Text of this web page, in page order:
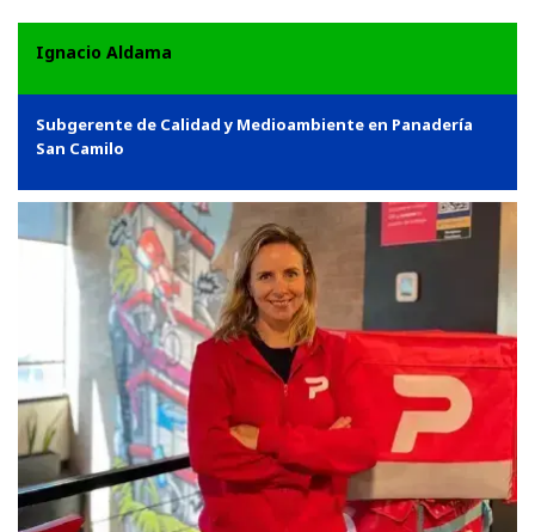
Ignacio Aldama
Subgerente de Calidad y Medioambiente en Panadería
San Camilo